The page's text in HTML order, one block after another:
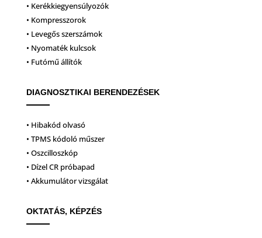
• Kerékkiegyensúlyozók
• Kompresszorok
• Levegős szerszámok
• Nyomaték kulcsok
• Futómű állítók
DIAGNOSZTIKAI BERENDEZÉSEK
• Hibakód olvasó
• TPMS kódoló műszer
• Oszcilloszkóp
• Dízel CR próbapad
• Akkumulátor vizsgálat
OKTATÁS, KÉPZÉS